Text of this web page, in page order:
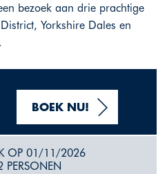
bezoek aan drie prachtige
Yorkshire Dales en
BOEK NU!
OP 01/11/2026
PERSONEN